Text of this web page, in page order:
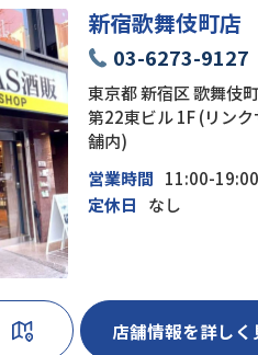
新宿歌舞伎町店
03-6273-9127
東京都 新宿区 歌舞伎
第22東ビル 1F (リン
舗内)
営業時間 11:00-19:00
定休日
なし
店舗情報を詳しく